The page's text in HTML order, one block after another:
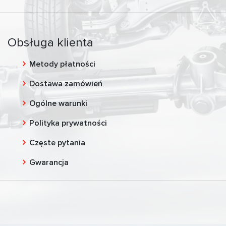
Obsługa klienta
Metody płatności
Dostawa zamówień
Ogólne warunki
Polityka prywatności
Częste pytania
Gwarancja